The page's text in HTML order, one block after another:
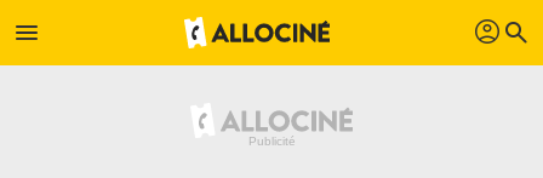
menu profil search